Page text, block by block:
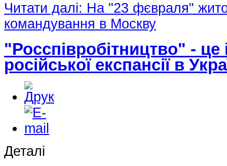
Читати далі: На "23 фєвраля"
командування в Москву
"Росспівробітництво" - це
російської експансії в
Деталі